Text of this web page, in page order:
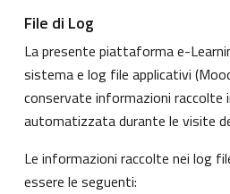
File di Log
La presente piattaforma e-
sistema e log file applicativi
conservate informazioni raccolte
automatizzata durante le visite
Le informazioni raccolte nei log
essere le seguenti: